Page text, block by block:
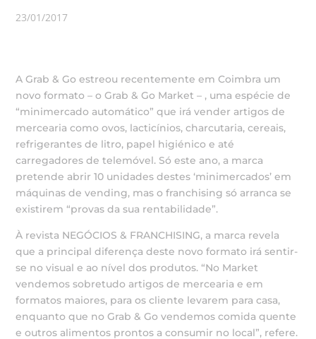
23/01/2017
A Grab & Go estreou recentemente em Coimbra um
novo formato – o Grab & Go Market – , uma espécie de
“minimercado automático” que irá vender artigos de
mercearia como ovos, lacticínios, charcutaria, cereais,
refrigerantes de litro, papel higiénico e até
carregadores de telemóvel. Só este ano, a marca
pretende abrir 10 unidades destes ‘minimercados’ em
máquinas de vending, mas o franchising só arranca se
existirem “provas da sua rentabilidade”.
À revista NEGÓCIOS & FRANCHISING, a marca revela
que a principal diferença deste novo formato irá sentir-
se no visual e ao nível dos produtos. “No Market
vendemos sobretudo artigos de mercearia e em
formatos maiores, para os cliente levarem para casa,
enquanto que no Grab & Go vendemos comida quente
e outros alimentos prontos a consumir no local”, refere.